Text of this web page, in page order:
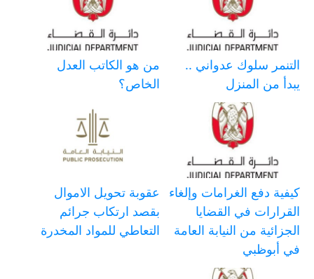
التنمر سلوك عدواني ..
يبدأ من المنزل
من هو الكاتب العدل
الخاص؟
كيفية دفع الغرامات وإلغاء
القرارات في القضايا
الجزائية من النيابة العامة
في أبوظبي
عقوبة تحويل الاموال
بقصد ارتكاب جرائم
التعاطي للمواد المخدرة